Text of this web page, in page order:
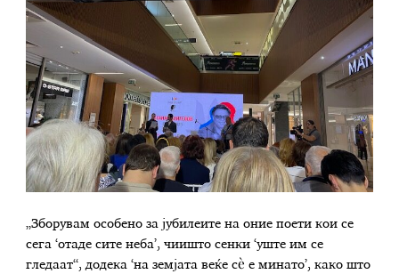
„Зборувам особено за јубилеите на оние поети кои се
сега ‘отаде сите неба’, чиишто сенки ‘уште им се
гледаат“, додека ‘на земјата веќе сè е минато’, како што